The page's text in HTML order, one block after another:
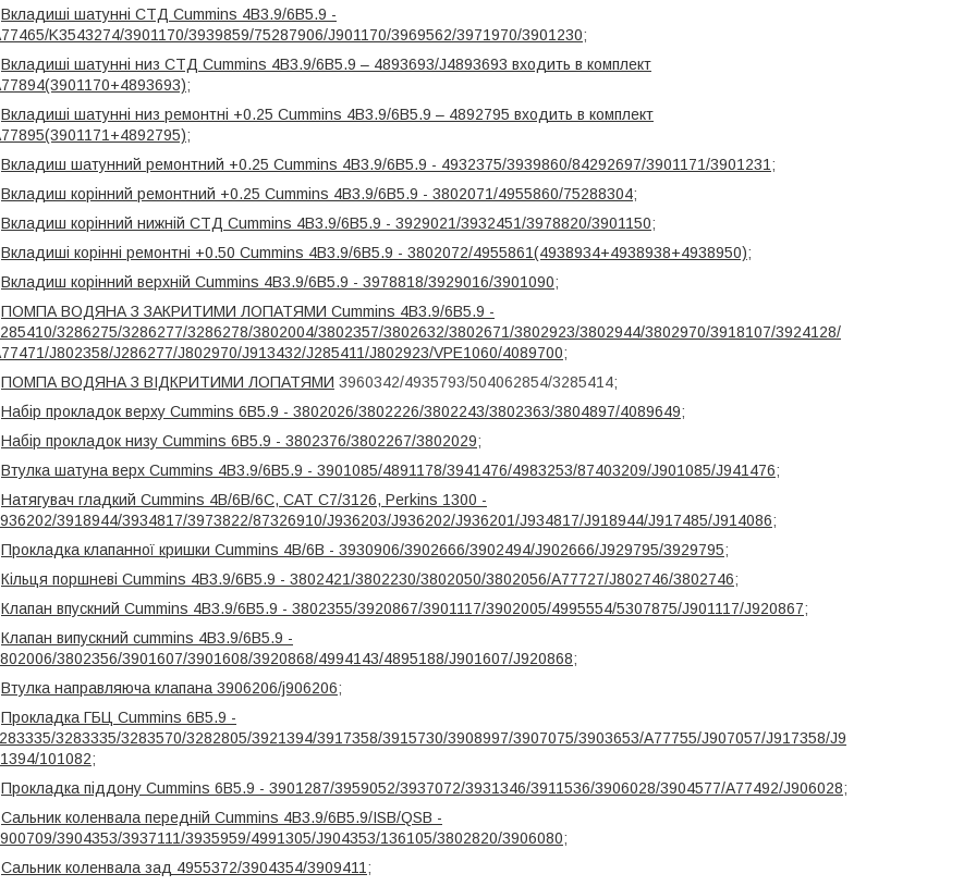
Вкладиші шатунні СТД Cummins 4B3.9/6B5.9 -
K3543274/3901170/3939859/75287906/J901170/3969562/3971970/3901230;
Вкладиші шатунні низ СТД Cummins 4B3.9/6B5.9 – 4893693/J4893693 входить в комплект
;
Вкладиші шатунні низ ремонтні +0.25 Cummins 4B3.9/6B5.9 – 4892795 входить в комплект
;
Вкладиш шатунний ремонтний +0.25 Cummins 4B3.9/6B5.9 - 4932375/3939860/84292697/3901171/3901231 ;
Вкладиш корінний ремонтний +0.25 Cummins 4B3.9/6B5.9 - 3802071/4955860/75288304;
Вкладиш корінний нижній СТД Cummins 4B3.9/6B5.9 - 3929021/3932451/3978820/3901150;
Вкладиші корінні ремонтні +0.50 Cummins 4B3.9/6B5.9 - 3802072/4955861(4938934+4938938+4938950);
Вкладиш корінний верхній Cummins 4B3.9/6B5.9 - 3978818/3929016/3901090;
ПОМПА ВОДЯНА З ЗАКРИТИМИ ЛОПАТЯМИ Cummins 4B3.9/6B5.9 -
3286275/3286277/3286278/3802004/3802357/3802632/3802671/3802923/3802944/3802970/3918107/3924128/
J802358/J286277/J802970/J913432/J285411/J802923/VPE1060/4089700;
ПОМПА ВОДЯНА З ВІДКРИТИМИ ЛОПАТЯМИ 3960342/4935793/504062854/3285414;
Набір прокладок верху Cummins 6B5.9 - 3802026/3802226/3802243/3802363/3804897/4089649;
Набір прокладок низу Cummins 6B5.9 - 3802376/3802267/3802029;
Втулка шатуна верх Cummins 4B3.9/6B5.9 - 3901085/4891178/3941476/4983253/87403209/J901085/J941476;
Натягувач гладкий Cummins 4B/6B/6C, CAT C7/3126, Perkins 1300 -
3918944/3934817/3973822/87326910/J936203/J936202/J936201/J934817/J918944/J917485/J914086;
Прокладка клапанної кришки Cummins 4B/6B - 3930906/3902666/3902494/J902666/J929795/3929795;
Кільця поршневі Cummins 4B3.9/6B5.9 - 3802421/3802230/3802050/3802056/A77727/J802746/3802746;
Клапан впускний Cummins 4B3.9/6B5.9 - 3802355/3920867/3901117/3902005/4995554/5307875/J901117/J920867;
Клапан випускний cummins 4B3.9/6B5.9 -
3802356/3901607/3901608/3920868/4994143/4895188/J901607/J920868;
Втулка направляюча клапана 3906206/j906206;
Прокладка ГБЦ Cummins 6B5.9 -
3283335/3283570/3282805/3921394/3917358/3915730/3908997/3907075/3903653/A77755/J907057/J917358/J9
101082;
Прокладка піддону Cummins 6B5.9 - 3901287/3959052/3937072/3931346/3911536/3906028/3904577/A77492/J906028;
Сальник коленвала передній Cummins 4B3.9/6B5.9/ISB/QSB -
3904353/3937111/3935959/4991305/J904353/136105/3802820/3906080;
Сальник коленвала зад 4955372/3904354/3909411 ;